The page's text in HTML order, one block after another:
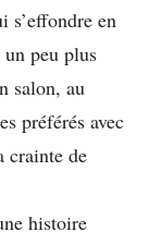
s’effondre en
un peu plus
salon, au
préférés avec
crainte de
histoire